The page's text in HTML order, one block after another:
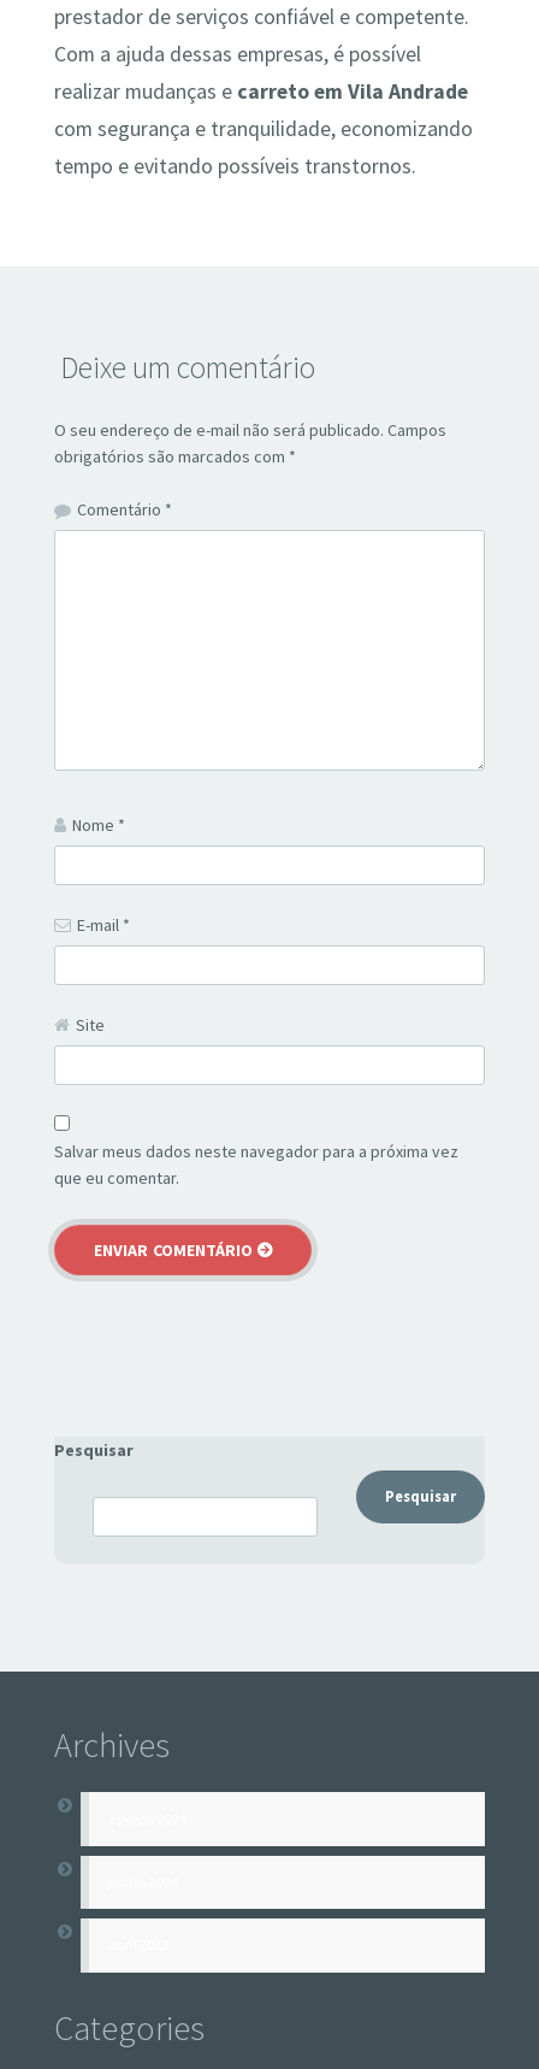
prestador de serviços confiável e competente.
Com a ajuda dessas empresas, é possível
realizar mudanças e carreto em Vila Andrade
com segurança e tranquilidade, economizando
tempo e evitando possíveis transtornos.
Deixe um comentário
O seu endereço de e-mail não será publicado. Campos
obrigatórios são marcados com *
Comentário *
Nome *
E-mail *
Site
Salvar meus dados neste navegador para a próxima vez
que eu comentar.
Pesquisar
Pesquisar
Archives
Categories